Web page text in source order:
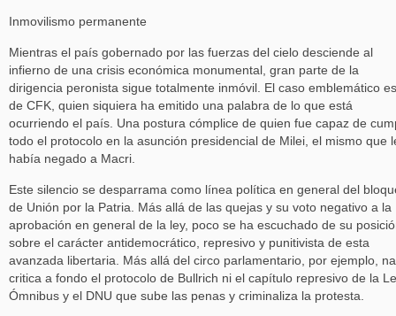
Inmovilismo permanente
Mientras el país gobernado por las fuerzas del cielo desciende al
infierno de una crisis económica monumental, gran parte de la
dirigencia peronista sigue totalmente inmóvil. El caso emblemático
de CFK, quien siquiera ha emitido una palabra de lo que está
ocurriendo el país. Una postura cómplice de quien fue capaz de
todo el protocolo en la asunción presidencial de Milei, el mismo que
había negado a Macri.
Este silencio se desparrama como línea política en general del
de Unión por la Patria. Más allá de las quejas y su voto negativo a la
aprobación en general de la ley, poco se ha escuchado de su
sobre el carácter antidemocrático, represivo y punitivista de esta
avanzada libertaria. Más allá del circo parlamentario, por ejemplo,
critica a fondo el protocolo de Bullrich ni el capítulo represivo de la
Ómnibus y el DNU que sube las penas y criminaliza la protesta.